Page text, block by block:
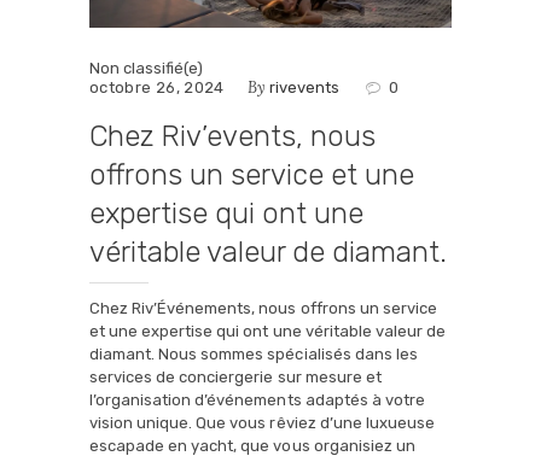
Non classifié(e)
octobre 26, 2024
By rivevents 0
Chez Riv’events, nous
offrons un service et une
expertise qui ont une
véritable valeur de diamant.
Chez Riv’Événements, nous offrons un service
et une expertise qui ont une véritable valeur de
diamant. Nous sommes spécialisés dans les
services de conciergerie sur mesure et
l’organisation d’événements adaptés à votre
vision unique. Que vous rêviez d’une luxueuse
escapade en yacht, que vous organisiez un